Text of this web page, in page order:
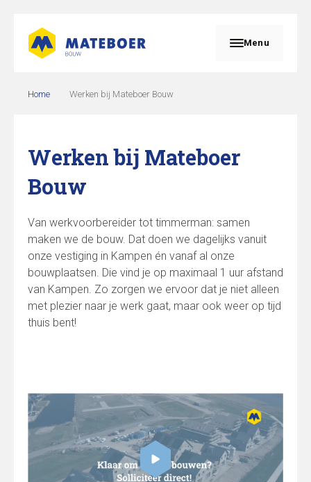
Menu
Home Werken bij Mateboer Bouw
Werken bij Mateboer
Bouw
Van werkvoorbereider tot timmerman: samen
maken we de bouw. Dat doen we dagelijks vanuit
onze vestiging in Kampen én vanaf al onze
bouwplaatsen. Die vind je op maximaal 1 uur afstand
van Kampen. Zo zorgen we ervoor dat je niet alleen
met plezier naar je werk gaat, maar ook weer op tijd
thuis bent!